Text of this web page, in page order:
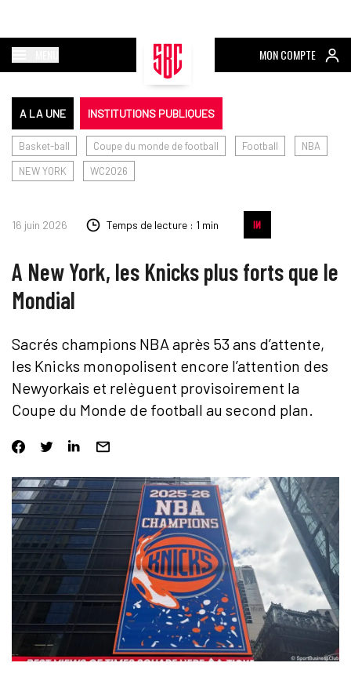
MON COMPTE
A LA UNE INSTITUTIONS PUBLIQUES
Basket-ball Coupe du monde de football Football
NBA
NEW YORK
WC2026
16 juin 2026 Temps de lecture : 1 min
A New York, les Knicks plus forts que le
Mondial
Sacrés champions NBA après 53 ans d’attente,
les Knicks monopolisent encore l’attention des
Newyorkais et relèguent provisoirement la
Coupe du Monde de football au second plan.